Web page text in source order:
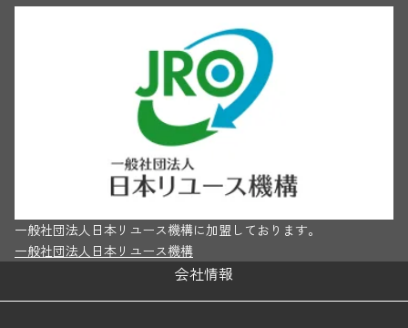
一般社団法人日本リユース機構に加盟しております。
一般社団法人日本リユース機構
会社情報